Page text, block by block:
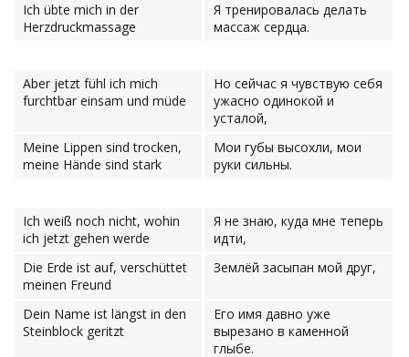
Ich übte mich in der
Herzdruckmassage
Я тренировалась делать
массаж сердца.
Aber jetzt fühl ich mich
furchtbar einsam und müde
Но сейчас я чувствую себя
ужасно одинокой и
усталой,
Meine Lippen sind trocken,
meine Hände sind stark
Мои губы высохли, мои
руки сильны.
Ich weiß noch nicht, wohin
ich jetzt gehen werde
Я не знаю, куда мне теперь
идти,
Die Erde ist auf, verschüttet
meinen Freund
Землёй засыпан мой друг,
Dein Name ist längst in den
Steinblock geritzt
Его имя давно уже
вырезано в каменной
глыбе.